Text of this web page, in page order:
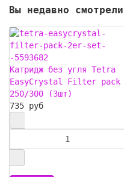
Вы недавно смотрели
Катридж без угля Tetra
EasyCrystal Filter pack
250/300 (3шт)
735 руб